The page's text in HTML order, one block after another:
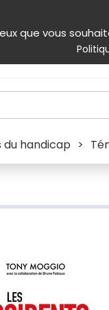
que vous
Produits & services
du handicap >